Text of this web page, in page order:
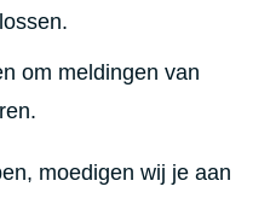
om meldingen van
moedigen wij je aan